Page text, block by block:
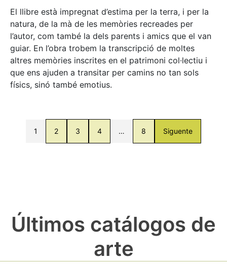
El llibre està impregnat d’estima per la terra, i per la
natura, de la mà de les memòries recreades per
l’autor, com també la dels parents i amics que el van
guiar. En l’obra trobem la transcripció de moltes
altres memòries inscrites en el patrimoni col·lectiu i
que ens ajuden a transitar per camins no tan sols
físics, sinó també emotius.
1 2 3 4 … 8 Siguente
Últimos catálogos de
arte